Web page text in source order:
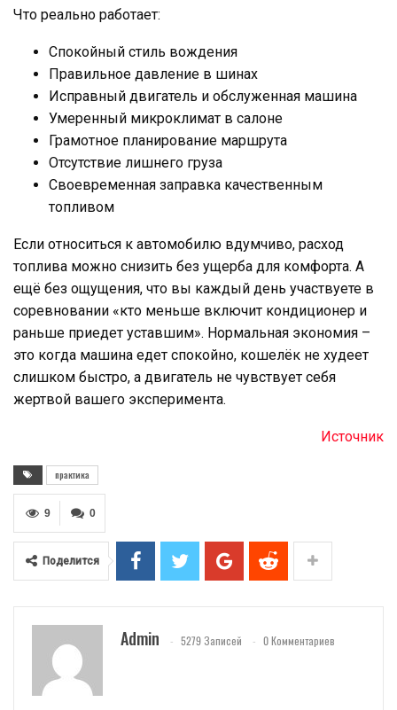
Что реально работает:
Спокойный стиль вождения
Правильное давление в шинах
Исправный двигатель и обслуженная машина
Умеренный микроклимат в салоне
Грамотное планирование маршрута
Отсутствие лишнего груза
Своевременная заправка качественным
топливом
Если относиться к автомобилю вдумчиво, расход
топлива можно снизить без ущерба для комфорта. А
ещё без ощущения, что вы каждый день участвуете в
соревновании «кто меньше включит кондиционер и
раньше приедет уставшим». Нормальная экономия –
это когда машина едет спокойно, кошелёк не худеет
слишком быстро, а двигатель не чувствует себя
жертвой вашего эксперимента.
Источник
практика
0
9
Поделится
Admin 5279 Записей 0 Комментариев